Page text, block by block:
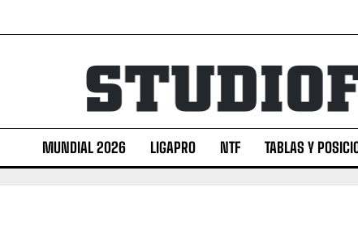
MUNDIAL 2026 LIGAPRO NTF TABLAS Y